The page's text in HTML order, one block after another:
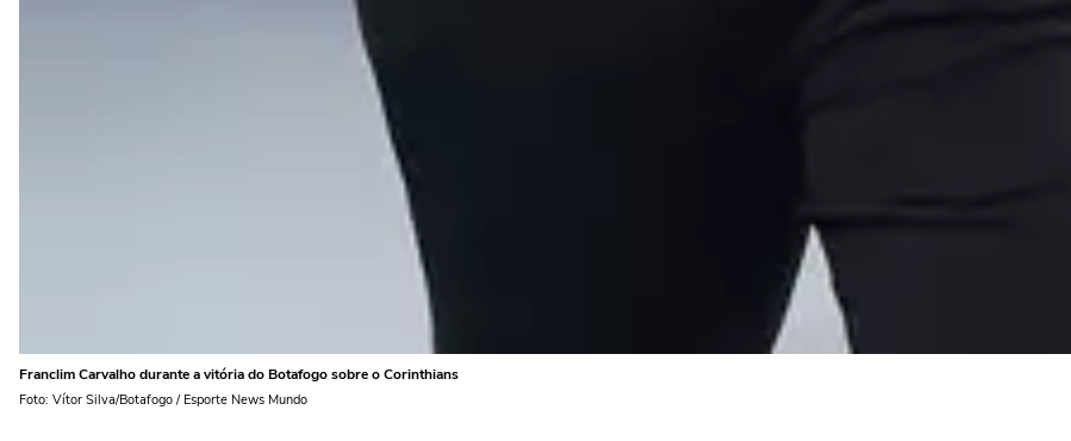
Franclim Carvalho durante a vitória do Botafogo sobre o Corinthians
Foto: Vítor Silva/Botafogo / Esporte News Mundo